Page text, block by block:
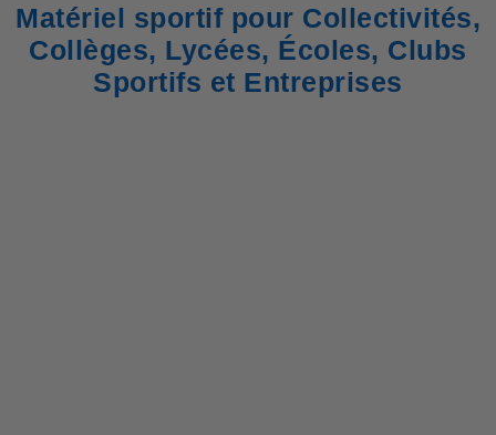
Matériel sportif pour Collectivités,
Collèges, Lycées, Écoles, Clubs
Sportifs et Entreprises